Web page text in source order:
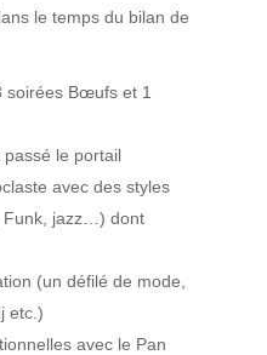
le temps du bilan de
soirées Bœufs et 1
le portail
avec des styles
Funk, jazz…) dont
(un défilé de mode,
etc.)
avec le Pan